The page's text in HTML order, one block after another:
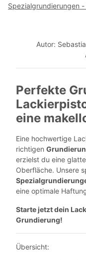
Spezialgrundierungen
Autor:
Perfekte
eine
Eine hochwertige
richtigen
erzielst du eine
Oberfläche. Unsere
eine optimale
Starte jetzt dein
Grundierung!
Übersicht: